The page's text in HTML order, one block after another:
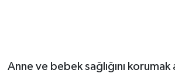
Anne ve bebek sağlığını korumak